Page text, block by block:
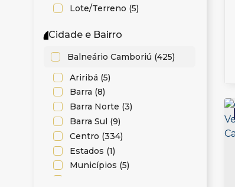
Lote/Terreno (5)
Prédio (2)
Salas Comerciais (6)
Misto (1)
Residencial e Comercial (1)
Cidade e Bairro
Balneário Camboriú (425)
Ariribá (5)
Barra (8)
Barra Norte (3)
Barra Sul (9)
Centro (334)
Estados (1)
Municípios (5)